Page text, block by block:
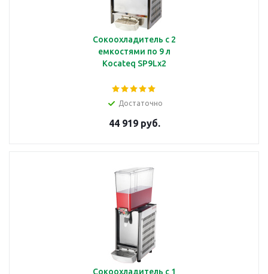
Сокоохладитель с 2
емкостями по 9 л
Kocateq SP9Lx2
Достаточно
44 919 руб.
Сокоохладитель с 1